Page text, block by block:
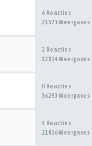
6 Reacties
21571 Weergaves
2 Reacties
32014 Weergaves
0 Reacties
36293 Weergaves
3 Reacties
21816 Weergaves